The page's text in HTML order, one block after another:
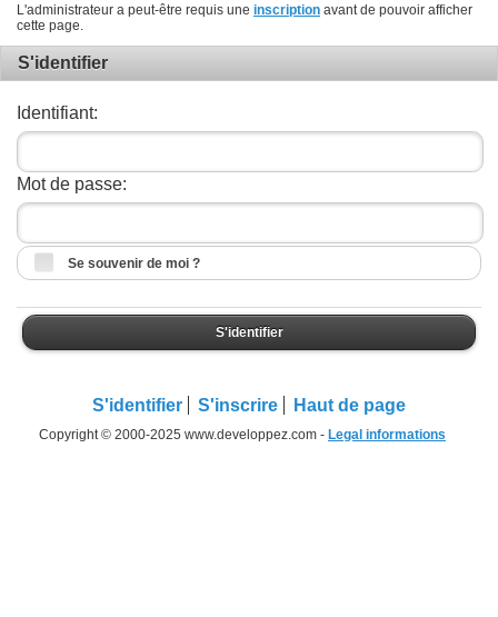
L'administrateur a peut-être requis une inscription avant de pouvoir afficher
cette page.
S'identifier
Identifiant:
Mot de passe:
Se souvenir de moi ?
S'identifier
S'identifier S'inscrire Haut de page
Copyright © 2000-2025 www.developpez.com - Legal informations